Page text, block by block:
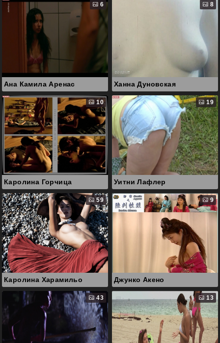
6
Ана Камила Аренас
8
Ханна Дуновская
10
Каролина Горчица
19
Уитни Лафлер
59
Каролина Харамильо
9
Джунко Акено
43 13